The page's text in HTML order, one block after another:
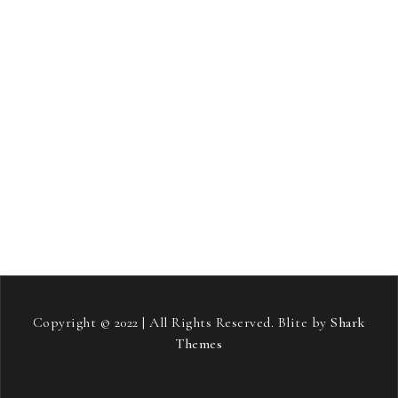
Copyright © 2022 | All Rights Reserved. Blite byShark
Themes